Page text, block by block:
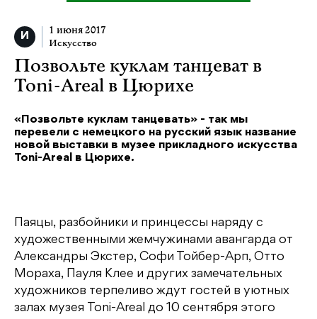
1 июня 2017
Искусство
Позвольте куклам танцеват в
Toni-Areal в Цюрихе
«Позвольте куклам танцевать» - так мы
перевели с немецкого на русский язык название
новой выставки в музее прикладного искусства
Toni-Areal в Цюрихе.
Паяцы, разбойники и принцессы наряду с
художественными жемчужинами авангарда от
Александры Экстер, Софи Тойбер-Арп, Отто
Мораха, Пауля Клее и других замечательных
художников терпеливо ждут гостей в уютных
залах музея Toni-Areal до 10 сентября этого